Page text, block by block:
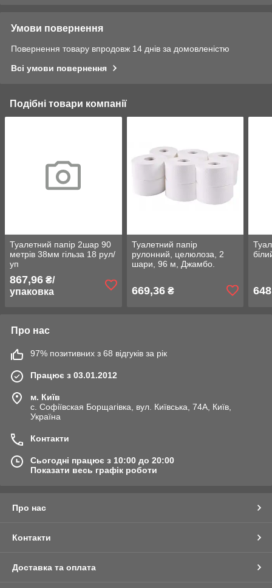
Умови повернення
Повернення товару впродовж 14 днів за домовленістю
Всі умови повернення
Подібні товари компанії
Туалетний папір 2шар 90
метрів 38мм гільза 18 рул/
уп
867,96 ₴/
упаковка
Туалетний папір
рулонний, целюлоза, 2
шари, 96 м, Джамбо.
669,36₴ 648
Про нас
97% позитивних з 68 відгуків за рік
Працює з 03.01.2012
м. Київ
с. Софіївская Борщагівка, вул. Київська, 74А, Київ,
Україна
Контакти
Сьогодні працює з 10:00 до 20:00
Показати весь графік роботи
Про нас
Контакти
Доставка та оплата